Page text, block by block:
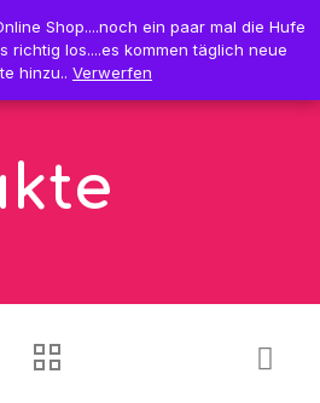
0 0,00 €
Shop....noch ein paar mal die Hufe
richtig los....es kommen täglich neue
hinzu.. Verwerfen
Shop....noch ein paar mal die Hufe
richtig los....es kommen täglich neue
hinzu.. Verwerfen